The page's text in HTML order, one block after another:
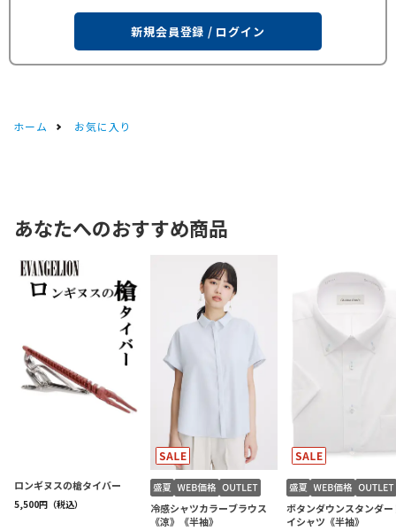
新規会員登録 / ログイン
ホーム お気に入り